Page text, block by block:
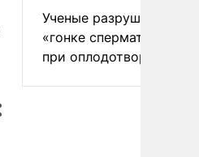
Ученые разрушили миф
«гонке
при оплодотворении